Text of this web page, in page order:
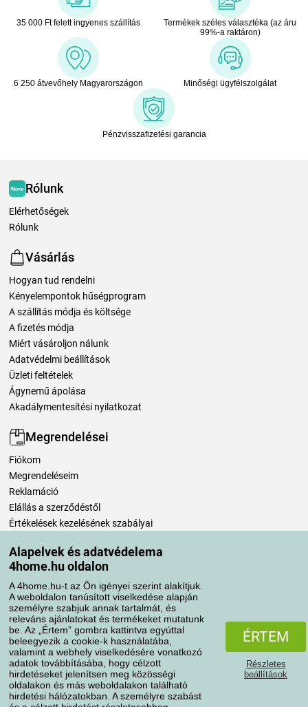
Alapelvek és adatvédelema
4home.hu oldalon
A 4home.hu-t az Ön igényei szerint alakítjuk.
A weboldalon tanúsított viselkedése alapján
személyre szabjuk annak tartalmát, és
releváns ajánlatokat és termékeket mutatunk
be. Az „Értem” gombra kattintva egyúttal
beleegyezik a cookie-k használatába,
valamint a webhely viselkedésére vonatkozó
adatok továbbításába, hogy célzott
hirdetéseket jelenítsen meg közösségi
oldalakon és más weboldalakon található
hirdetési hálózatokban. A személyre szabást
ÉRTEM
Részletes
beállítások
35 000 Ft felett ingyenes szállítás
Termékek széles választéka (az áru
99%-a raktáron)
6 250 átvevőhely Magyarországon Minőségi ügyfélszolgálat
Pénzvisszafizetési garancia
Rólunk
Elérhetőségek
Rólunk
Vásárlás
Hogyan tud rendelni
Kényelempontok hűségprogram
A szállítás módja és költsége
A fizetés módja
Miért vásároljon nálunk
Adatvédelmi beállítások
Üzleti feltételek
Ágynemű ápolása
Akadálymentesítési nyilatkozat
Megrendelései
Fiókom
Megrendeléseim
Reklamáció
Elállás a szerződéstől
Értékelések kezelésének szabályai
Szállítási módok
Fizetési módok